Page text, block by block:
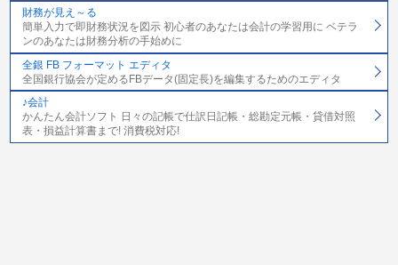
財務が見え～る
簡単入力で即財務状況を図示 初心者のあなたは会計の学習用に ベテラ
ンのあなたは財務分析の手始めに
全銀 FB フォーマット エディタ
全国銀行協会が定めるFBデータ(固定長)を編集するためのエディタ
♪会計
かんたん会計ソフト 日々の記帳で仕訳日記帳・総勘定元帳・貸借対照
表・損益計算書まで! 消費税対応!